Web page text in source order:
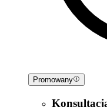
Promowany